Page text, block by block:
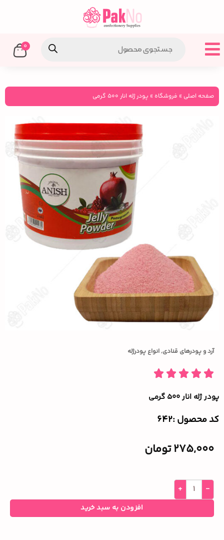
0
صفحه اصلی » فروشگاه » پودر ژله انار ۵۰۰ گرمی
آرد و پودرهای قنادی,انواع پودرژله
پودر ژله انار ۵۰۰ گرمی
کد محصول :‌642
275,000تومان
افزودن به سبد خرید